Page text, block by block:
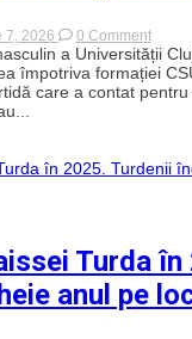
7, 2026 0 Commenton
pentru
„U”
de
pe
final
a Universității
împotriva formației
care a contat
Turda în
anul pe